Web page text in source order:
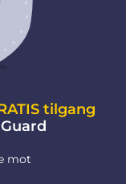
tilgang
mot